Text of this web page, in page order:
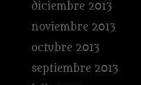
diciembre 2013
noviembre 2013
octubre 2013
septiembre 2013